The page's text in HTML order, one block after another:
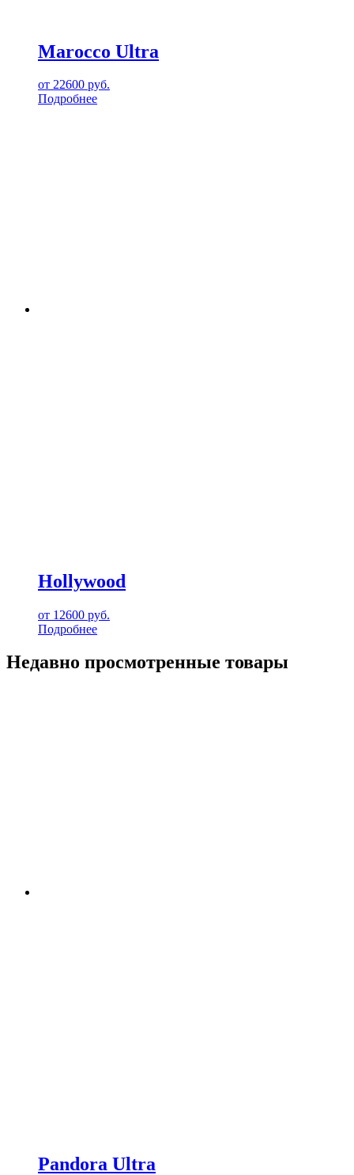
Marocco Ultra
от 22600 руб.
Подробнее
Hollywood
от 12600 руб.
Подробнее
Недавно просмотренные товары
Pandora Ultra